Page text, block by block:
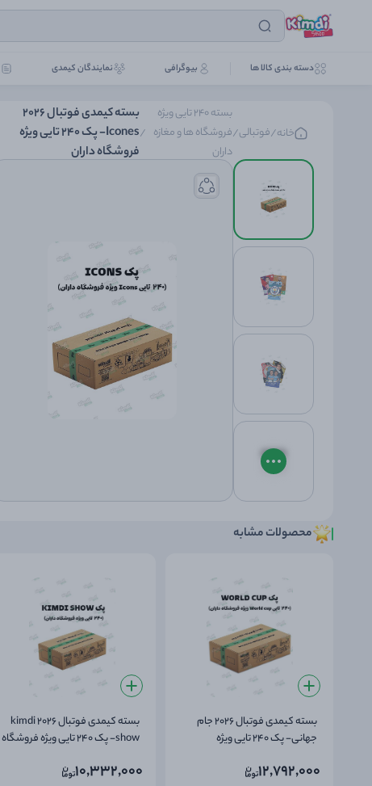
دسته بندی کالا ها بیوگرافی نمایندگان کیمدی
خانه/فوتبالی/
بسته 240 تایی ویژه
فروشگاه ها و مغازه
داران
/
بسته کیمدی فوتبال 2026
Icones- پک 240 تایی ویژه
فروشگاه داران
محصولات مشابه
بسته کیمدی فوتبال 2026 جام
جهانی- پک 240 تایی ویژه
12,792,000
بسته کیمدی فوتبال 2026 kimdi
show- پک 240 تایی ویژه فروشگاه
10,332,000